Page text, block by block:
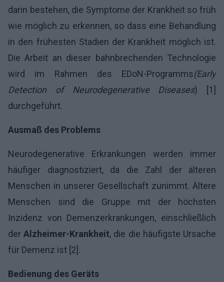
darin bestehen, die Symptome der Krankheit so früh
wie möglich zu erkennen, so dass eine Behandlung
in den frühesten Stadien der Krankheit möglich ist.
Die Arbeit an dieser bahnbrechenden Technologie
wird im Rahmen des EDoN-Programms(Early
Detection of Neurodegenerative Diseases) [1]
durchgeführt.
Ausmaß des Problems
Neurodegenerative Erkrankungen werden immer
häufiger diagnostiziert, da die Zahl der älteren
Menschen in unserer Gesellschaft zunimmt. Ältere
Menschen sind die Gruppe mit der höchsten
Inzidenz von Demenzerkrankungen, einschließlich
derAlzheimer-Krankheit, die die häufigste Ursache
für Demenz ist [2].
Bedienung des Geräts